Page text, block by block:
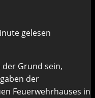
gelesen
der Grund sein,
der
Feuerwehrhauses in